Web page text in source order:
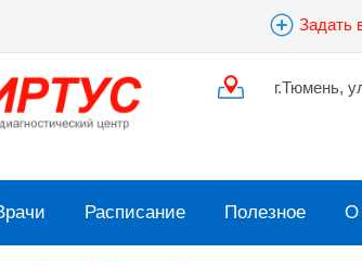
Задать
г.Тюмень,
Расписание Полезное О